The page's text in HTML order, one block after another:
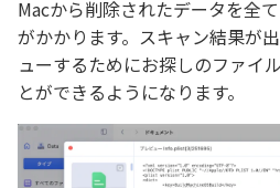
Macから削除されたデータを全
がかかります。スキャン結果が
ューするためにお探しのファイ
とができるようになります。